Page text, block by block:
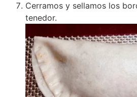
Cerramos y sellamos los
tenedor.